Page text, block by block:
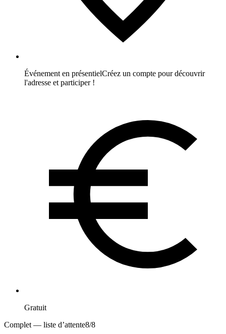
Événement en présentielCréez un compte pour découvrir
l'adresse et participer !
Gratuit
Complet — liste d’attente8/8